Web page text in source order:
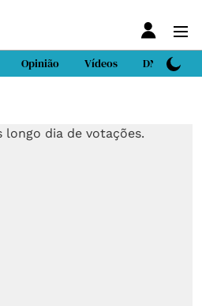
Opinião Vídeos DN Sport